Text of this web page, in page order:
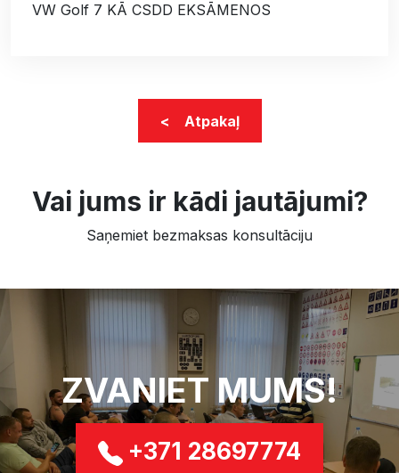
VW Golf 7 KĀ CSDD EKSĀMENOS
< Atpakaļ
Vai jums ir kādi jautājumi?
Saņemiet bezmaksas konsultāciju
ZVANIET MUMS!
+371 28697774